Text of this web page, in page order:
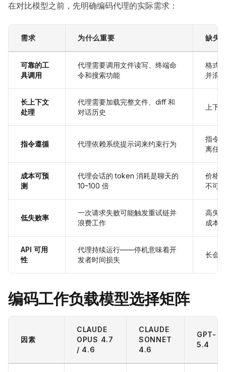
在对比模型之前，先明确编码代理的实际需求：
需求 为什么重要 缺失
可靠的工
具调用
代理需要调用文件读写、终端命
令和搜索功能
格式
并浪
长上下文
处理
代理需要加载完整文件、diff 和
对话历史
上下
指令遵循 代理依赖系统提示词来约束行为
指令
离任务
成本可预
测
代理会话的 token 消耗是聊天的
10–100 倍
价格
不可行
低失败率
一次请求失败可能触发重试链并
浪费工作
高失
成本
API 可用
性
代理持续运行——停机意味着开
发者时间损失
长会
编码工作负载模型选择矩阵
因素
CLAUDE
OPUS 4.7
/ 4.6
CLAUDE
SONNET
4.6
GPT-
5.4